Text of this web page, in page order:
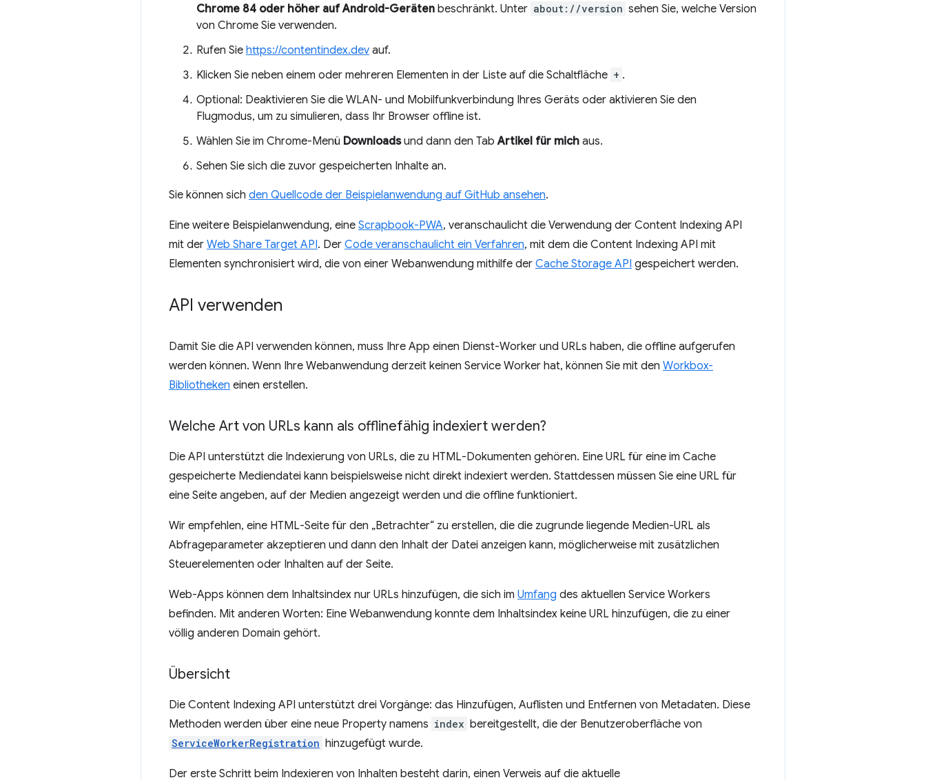
Chrome 84 oder höher auf Android-Geräten beschränkt. Unter about://version sehen Sie, welche Version
von Chrome Sie verwenden.
Rufen Sie https://contentindex.dev auf.
Klicken Sie neben einem oder mehreren Elementen in der Liste auf die Schaltfläche + .
Optional: Deaktivieren Sie die WLAN- und Mobilfunkverbindung Ihres Geräts oder aktivieren Sie den
Flugmodus, um zu simulieren, dass Ihr Browser offline ist.
Wählen Sie im Chrome-Menü Downloadsund dann den TabArtikel für mich aus.
Sehen Sie sich die zuvor gespeicherten Inhalte an.
Sie können sich den Quellcode der Beispielanwendung auf GitHub ansehen.
Eine weitere Beispielanwendung, eine Scrapbook-PWA, veranschaulicht die Verwendung der Content Indexing API
mit der Web Share Target API. Der Code veranschaulicht ein Verfahren, mit dem die Content Indexing API mit
Elementen synchronisiert wird, die von einer Webanwendung mithilfe der Cache Storage API gespeichert werden.
API verwenden
Damit Sie die API verwenden können, muss Ihre App einen Dienst-Worker und URLs haben, die offline aufgerufen
werden können. Wenn Ihre Webanwendung derzeit keinen Service Worker hat, können Sie mit den Workbox-
Bibliotheken einen erstellen.
Welche Art von URLs kann als offlinefähig indexiert werden?
Die API unterstützt die Indexierung von URLs, die zu HTML-Dokumenten gehören. Eine URL für eine im Cache
gespeicherte Mediendatei kann beispielsweise nicht direkt indexiert werden. Stattdessen müssen Sie eine URL für
eine Seite angeben, auf der Medien angezeigt werden und die offline funktioniert.
Wir empfehlen, eine HTML-Seite für den „Betrachter“ zu erstellen, die die zugrunde liegende Medien-URL als
Abfrageparameter akzeptieren und dann den Inhalt der Datei anzeigen kann, möglicherweise mit zusätzlichen
Steuerelementen oder Inhalten auf der Seite.
Web-Apps können dem Inhaltsindex nur URLs hinzufügen, die sich im Umfang des aktuellen Service Workers
befinden. Mit anderen Worten: Eine Webanwendung konnte dem Inhaltsindex keine URL hinzufügen, die zu einer
völlig anderen Domain gehört.
Übersicht
Die Content Indexing API unterstützt drei Vorgänge: das Hinzufügen, Auflisten und Entfernen von Metadaten. Diese
Methoden werden über eine neue Property namens index bereitgestellt, die der Benutzeroberfläche von
ServiceWorkerRegistration hinzugefügt wurde.
Der erste Schritt beim Indexieren von Inhalten besteht darin, einen Verweis auf die aktuelle